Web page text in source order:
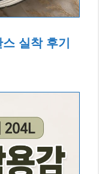
실착 후기